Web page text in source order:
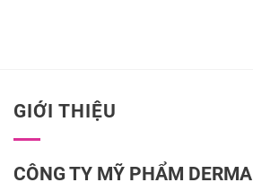
GIỚI THIỆU
CÔNG TY MỸ PHẨM DERMA